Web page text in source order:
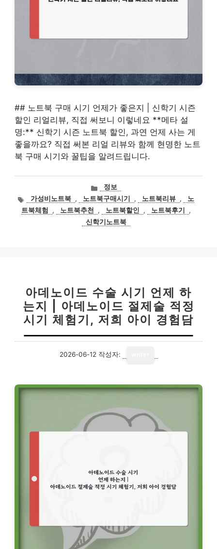
## 노트북 구매 시기 언제가 좋은지 | 신학기 시즌
할인 리얼리뷰, 직접 써보니 이렇네요 **메타 설
명:** 신학기 시즌 노트북 할인, 과연 언제 사는 게
좋을까요? 직접 써본 리얼 리뷰와 함께 현명한 노트
북 구매 시기와 꿀팁을 알려드립니다.
카
테
고
리
정보
태
그
가성비노트북 , 노트북구매시기 , 노트북리뷰 ,
노
트북체험
, 노트북추천 , 노트북할인 , 노트북후기
,
신학기노트북
아데노이드 수술 시기 언제 하
는지 | 아데노이드 절제술 적정
시기 체험기, 저희 아이 경험담
2026-06-12 작성자: